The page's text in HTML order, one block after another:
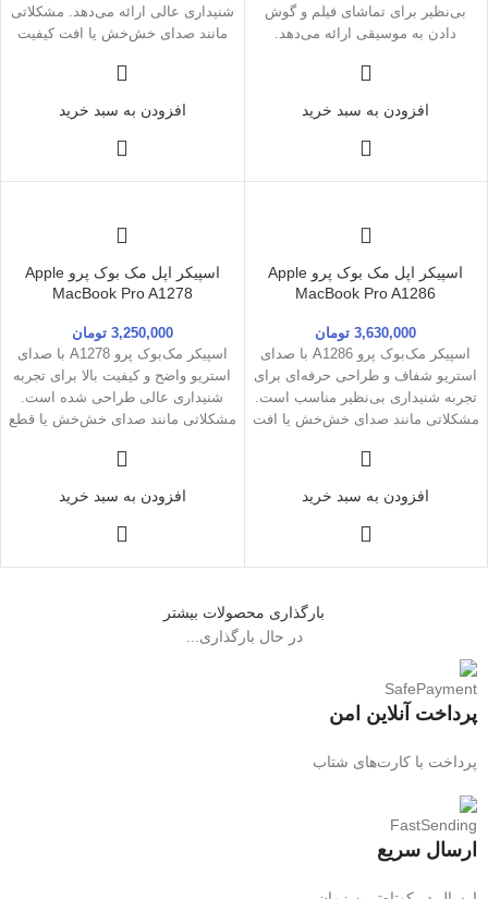
بی‌نظیر برای تماشای فیلم و گوش
دادن به موسیقی ارائه می‌دهد.
تمیز کردن یا تعمیر قابل رفع است.
افزودن به سبد خرید
شنیداری عالی ارائه می‌دهد. مشکلاتی
مانند صدای خش‌خش یا افت کیفیت
برطرف می‌شود
افزودن به سبد خرید
اسپیکر اپل مک‌ بوک پرو Apple
MacBook Pro A1286
3,630,000 تومان
اسپیکر مک‌بوک پرو A1286 با صدای
استریو شفاف و طراحی حرفه‌ای برای
تجربه شنیداری بی‌نظیر مناسب است.
مشکلاتی مانند صدای خش‌خش یا افت
ساده قابل رفع هستند.
افزودن به سبد خرید
اسپیکر اپل مک‌ بوک پرو Apple
MacBook Pro A1278
3,250,000 تومان
اسپیکر مک‌بوک پرو A1278 با صدای
استریو واضح و کیفیت بالا برای تجربه
شنیداری عالی طراحی شده است.
مشکلاتی مانند صدای خش‌خش یا قطع
تعمیرات ساده قابل حل هستند.
افزودن به سبد خرید
بارگذاری محصولات بیشتر
در حال بارگذاری...
پرداخت آنلاین امن
پرداخت با کارت‌های شتاب
ارسال سریع